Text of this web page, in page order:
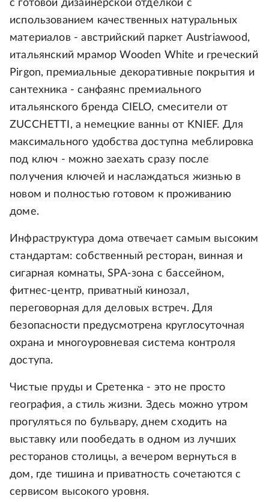
с готовой дизайнерской отделкой с
использованием качественных натуральных
материалов - австрийский паркет Austriawood,
итальянский мрамор Wooden White и греческий
Pirgon, премиальные декоративные покрытия и
сантехника - санфаянс премиального
итальянского бренда CIELO, смесители от
ZUCCHETTI, а немецкие ванны от KNIEF. Для
максимального удобства доступна меблировка
под ключ - можно заехать сразу после
получения ключей и наслаждаться жизнью в
новом и полностью готовом к проживанию
доме.
Инфраструктура дома отвечает самым высоким
стандартам: собственный ресторан, винная и
сигарная комнаты, SPA-зона с бассейном,
фитнес-центр, приватный кинозал,
переговорная для деловых встреч. Для
безопасности предусмотрена круглосуточная
охрана и многоуровневая система контроля
доступа.
Чистые пруды и Сретенка - это не просто
география, а стиль жизни. Здесь можно утром
прогуляться по бульвару, днем сходить на
выставку или пообедать в одном из лучших
ресторанов столицы, а вечером вернуться в
дом, где тишина и приватность сочетаются с
сервисом высокого уровня.